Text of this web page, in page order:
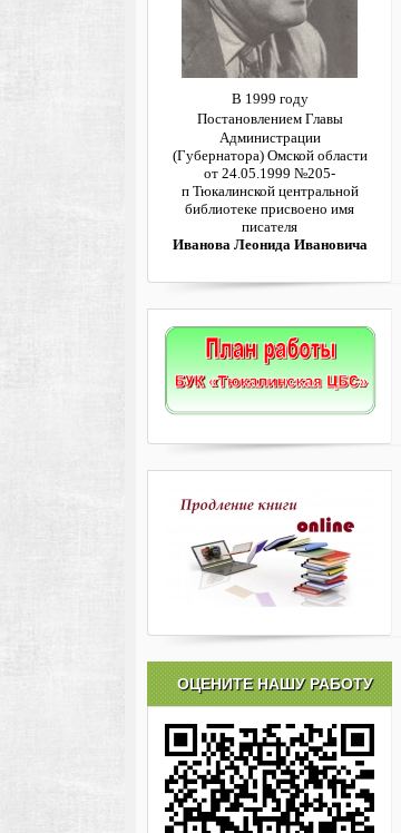
В 1999 году
Постановлением Главы
Администрации
(Губернатора) Омской области
от 24.05.1999 №205-
п Тюкалинской центральной
библиотеке присвоено имя
писателя
Иванова Леонида Ивановича
ОЦЕНИТЕ НАШУ РАБОТУ